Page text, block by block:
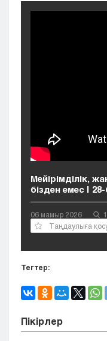
Шымкент
Мейірімділік,
бізден емес |
06 мамыр 2026
Таңдаулыға
Тегтер:
Пікірлер